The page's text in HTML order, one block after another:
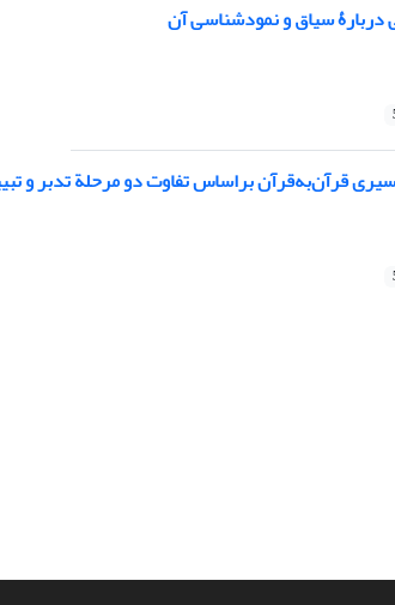
دربارۀ سیاق و نمودشناسی آن
قرآن‌به‌قرآن براساس تفاوت دو مرحلة تدبر و